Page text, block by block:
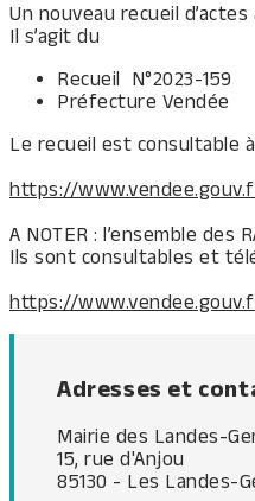
Un nouveau recueil
Il s’agit du
Recueil N°2023-
Préfecture Vendée
Le recueil est consultable
https://
A NOTER : l’ensemble
Ils sont consultables et
https://
Adresses et
Mairie des Landes-
15, rue d'Anjou
85130 - Les Landes-